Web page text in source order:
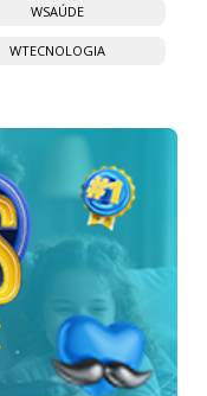
WSAÚDE
WTECNOLOGIA